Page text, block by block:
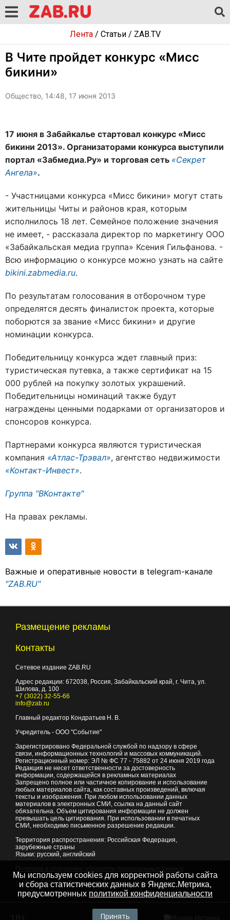
Лента/ Статьи/ ZAB.TV
В Чите пройдет конкурс «Мисс
бикини»
Общество, 14:48, 17 июня 2013
17 июня в Забайкалье стартовал конкурс «Мисс
бикини 2013». Организаторами конкурса выступили
портал «Забмедиа.Ру» и торговая сеть «Секрет
Ангела».
- Участницами конкурса «Мисс бикини» могут стать
жительницы Читы и районов края, которым
исполнилось 18 лет. Семейное положение значения
не имеет, - рассказала директор по маркетингу ООО
«Забайкальская медиа группа» Ксения Гильфанова. -
Всю информацию о конкурсе можно узнать на сайте
bikini.zabmedia.ru.
По результатам голосования в отборочном туре
определятся десять финалисток проекта, которые
поборются за звание «Мисс бикини» и другие
номинации конкурса.
Победительницу конкурса ждет главный приз:
туристическая путевка, а также сертификат на 15
000 рублей на покупку золотых украшений.
Победительницы номинаций также будут
награждены ценными подарками от организаторов и
спонсоров конкурса.
Партнерами конкурса являются туристическая
компания «Атлас-Трэвал», агентство недвижимости
«Контакт-Инвест».
Группа "ВКонтакте"
На правах рекламы.
Важные и оперативные новости в telegram-канале
"ZAB.RU"
Размещение рекламы
Контакты
Сетевое издание ZAB.RU
Адрес редакции: 672038, Россия, Забайкальский край, г. Чита, ул.
Шилова, д. 100
+7 (3022) 32-55-66
info@zab.ru
Главный редактор Кондратьев Н. В.
Учредитель - ООО "Событие"
Зарегистрировано Федеральной службой по надзору в сфере
связи, информационных технологий и массовых коммуникаций.
Регистрационный номер: ЭЛ № ФС 77 - 75882 от 24 июня 2019 года
Редакция не несет ответственности за достоверность
информации, содержащейся в рекламных материалах
Запрещено полное или частичное копирование и использование
любых материалов сайта, как составных произведений, включая
тексты и изображения. При любом использовании данных
материалов в электронных СМИ, ссылка на данный сайт
обязательна. Объем цитирования информации не должен
превышать цель цитирования. При использовании в печатных
СМИ, необходимо письменное разрешение редакции.
Территория распространения: Российская Федерация,
зарубежные страны
Языки: русский, английский
© 2007 - 2026Портал Читы и Забайкальского края
Мы используем cookies для корректной работы сайта
и сбора статистических данных в Яндекс.Метрика,
предусмотренных политикой конфиденциальности
Принять